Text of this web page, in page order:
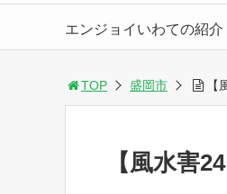
エンジョイいわての紹介
TOP 盛岡市
【風水害